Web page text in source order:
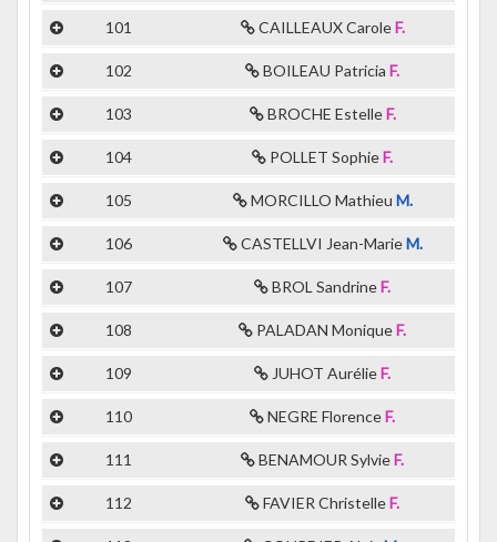
101 CAILLEAUX CaroleF.
102 BOILEAU PatriciaF.
103 BROCHE EstelleF.
104 POLLET SophieF.
105 MORCILLO Mathieu M.
106 CASTELLVI Jean-MarieM.
107 BROL SandrineF.
108 PALADAN MoniqueF.
109 JUHOT AurélieF.
110 NEGRE FlorenceF.
111 BENAMOUR SylvieF.
112 FAVIER ChristelleF.